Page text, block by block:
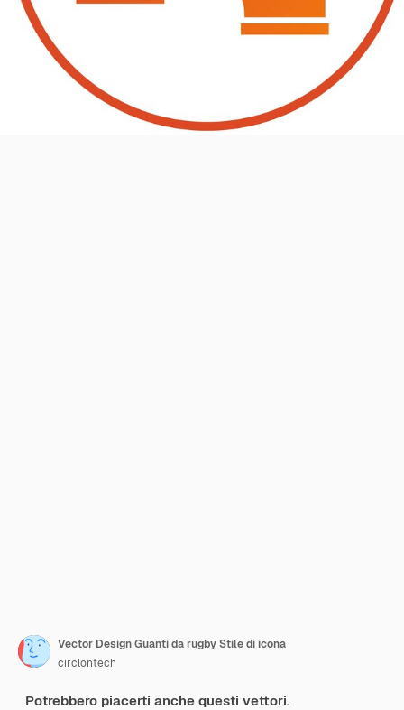
Vector Design Guanti da rugby Stile di icona
circlontech
Potrebbero piacerti anche questi vettori.